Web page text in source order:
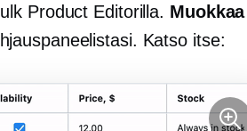
Product Editorilla. Muokkaa
Katso itse: